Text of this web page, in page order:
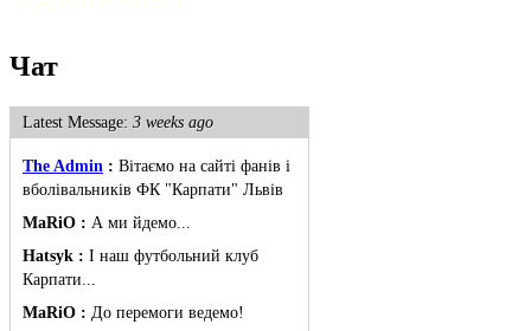
Чат
Latest Message: 3 weeks ago
The Admin : Вітаємо на сайті фанів і
вболівальників ФК "Карпати" Львів
MaRiO : А ми йдемо...
Hatsyk : І наш футбольний клуб
Карпати...
MaRiO : До перемоги ведемо!